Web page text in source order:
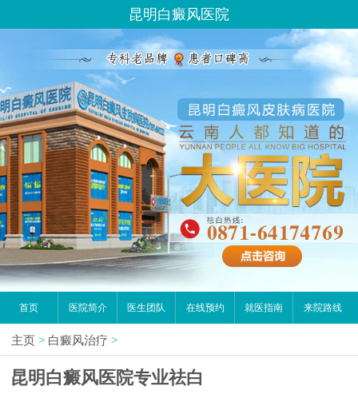
昆明白癜风医院
首页 医院简介 医生团队 在线预约 就医指南 来院路线
主页 > 白癜风治疗 >
昆明白癜风医院专业祛白